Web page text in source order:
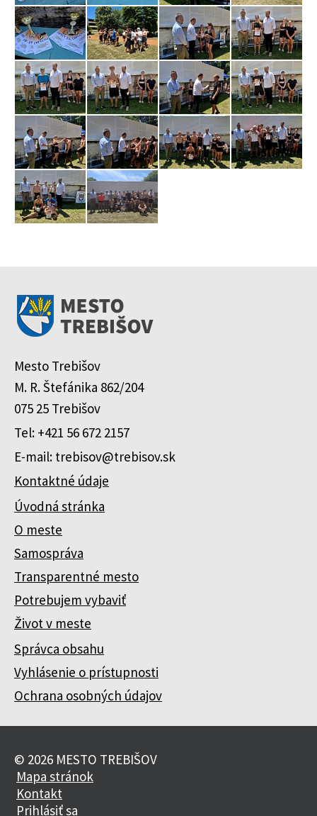
Mesto Trebišov
M. R. Štefánika 862/204
075 25 Trebišov
Tel: +421 56 672 2157
E-mail: trebisov@trebisov.sk
Kontaktné údaje
Úvodná stránka
O meste
Samospráva
Transparentné mesto
Potrebujem vybaviť
Život v meste
Správca obsahu
Vyhlásenie o prístupnosti
Ochrana osobných údajov
© 2026 MESTO TREBIŠOV
Mapa stránok
Kontakt
Prihlásiť sa